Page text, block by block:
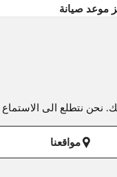
موعد صيانة
نحن نتطلع الى الاستماع
مواقعنا